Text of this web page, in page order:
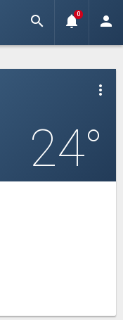
search notifications
0 person
more_vert
24°